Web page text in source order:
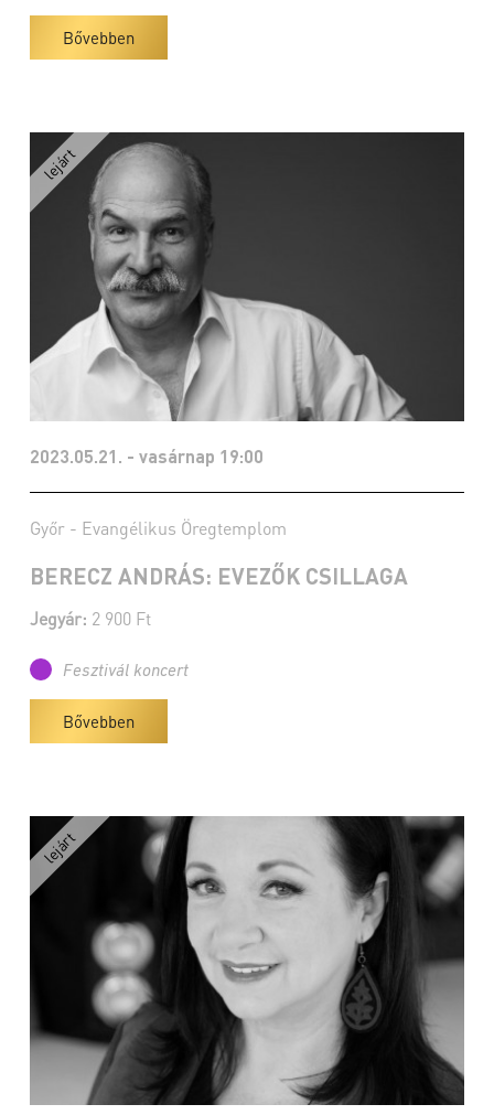
Bővebben
2023.05.21. - vasárnap 19:00
Győr - Evangélikus Öregtemplom
BERECZ ANDRÁS: EVEZŐK CSILLAGA
Jegyár: 2 900 Ft
Fesztivál koncert
Bővebben